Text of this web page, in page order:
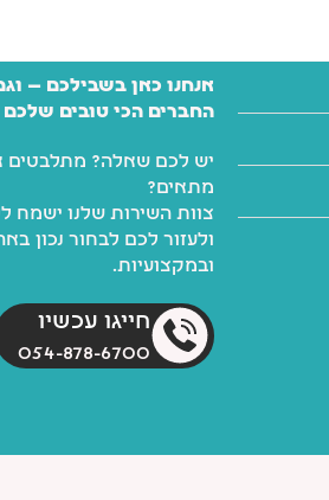
אנחנו כאן בשבילכם —
החברים הכי טובים שלכם
יש לכם שאלה? מתלבטים
מתאים?
צוות השירות שלנו ישמח
ולעזור לכם לבחור נכון
ובמקצועיות.
חייגו עכשיו
054-878-6700